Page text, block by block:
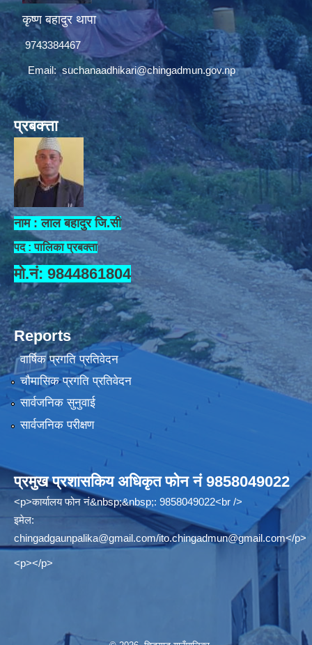
कृष्ण बहादुर थापा
9743384467
Email:suchanaadhikari@chingadmun.gov.np
प्रबक्त्ता
नाम : लाल बहादुर जि.सी
पद : पालिका प्रबक्ता
मो.नं: 9844861804
Reports
वार्षिक प्रगति प्रतिवेदन
चौमासिक प्रगति प्रतिवेदन
सार्वजनिक सुनुवाई
सार्वजनिक परीक्षण
प्रमुख प्रशासकिय अधिकृत फोन नं 9858049022
<p>कार्यालय फोन नं&nbsp;&nbsp;: 9858049022<br />
इमेल:
chingadgaunpalika@gmail.com/ito.chingadmun@gmail.com</p>
<p></p>